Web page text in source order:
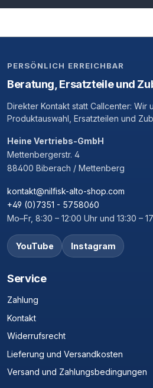
PERSÖNLICH ERREICHBAR
Beratung, Ersatzteile und
Direkter Kontakt statt Callcenter: Wir
Produktauswahl, Ersatzteilen und
Heine Vertriebs-GmbH
Mettenbergerstr. 4
88400 Biberach / Mettenberg
kontakt@nilfisk-alto-shop.com
+49 (0)7351 - 5758060
Mo–Fr, 8:30 – 12:00 Uhr und 13:30 –
YouTube Instagram
Service
Zahlung
Kontakt
Widerrufsrecht
Lieferung und Versandkosten
Versand und Zahlungsbedingungen